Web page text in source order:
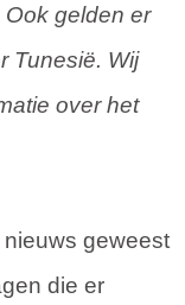
gelden er
Tunesië. Wij
over het
geweest
die er